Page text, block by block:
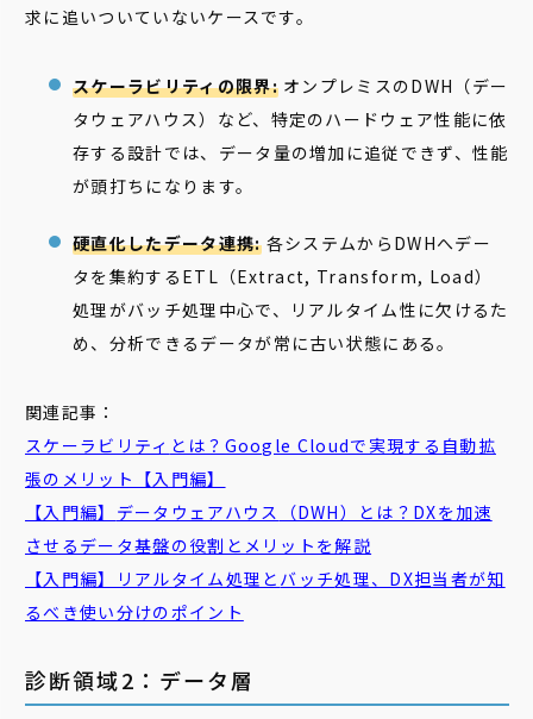
求に追いついていないケースです。
スケーラビリティの限界:オンプレミスのDWH（デー
タウェアハウス）など、特定のハードウェア性能に依
存する設計では、データ量の増加に追従できず、性能
が頭打ちになります。
硬直化したデータ連携:各システムからDWHへデー
タを集約するETL（Extract, Transform, Load）
処理がバッチ処理中心で、リアルタイム性に欠けるた
め、分析できるデータが常に古い状態にある。
関連記事：
スケーラビリティ とは？Google Cloudで実現する自動拡
張のメリット【入門編】
【入門編】 データウェアハウス
（DWH）とは？DXを加速
させるデータ基盤の役割とメリットを解説
【入門編】リアルタイム処理と バッチ処理、DX担当者が知
るべき使い分けのポイント
診断領域2：データ層